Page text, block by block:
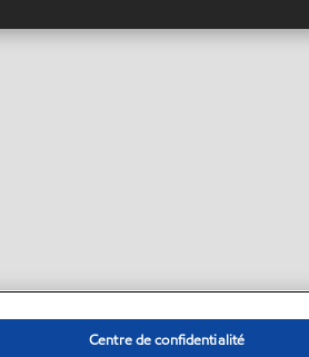
Centre de confidentialité